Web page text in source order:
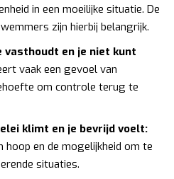
in een moeilijke situatie. De
zijn hierbij belangrijk.
vasthoudt en je niet kunt
vaak een gevoel van
om controle terug te
klimt en je bevrijd voelt:
hoop en de mogelijkheid om te
situaties.